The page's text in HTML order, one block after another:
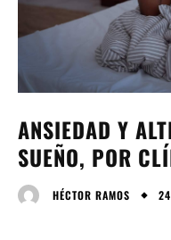
ANSIEDAD Y
SUEÑO, POR
HÉCTOR RAMOS